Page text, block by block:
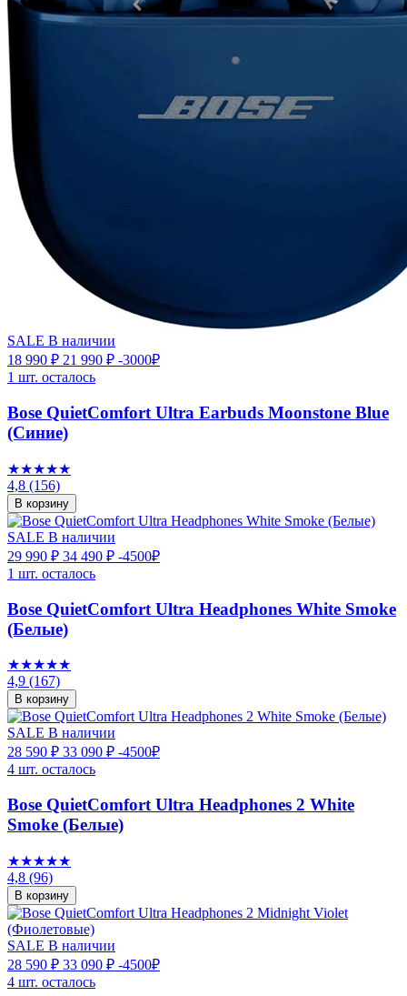
SALE В наличии
18 990 ₽ 21 990 ₽ -3000₽
1 шт. осталось
Bose QuietComfort Ultra Earbuds Moonstone Blue
(Синие)
★★★★★
4,8 (156)
В корзину
SALE В наличии
29 990 ₽ 34 490 ₽ -4500₽
1 шт. осталось
Bose QuietComfort Ultra Headphones White Smoke
(Белые)
★★★★★
4,9 (167)
В корзину
SALE В наличии
28 590 ₽ 33 090 ₽ -4500₽
4 шт. осталось
Bose QuietComfort Ultra Headphones 2 White
Smoke (Белые)
★★★★★
4,8 (96)
В корзину
SALE В наличии
28 590 ₽ 33 090 ₽ -4500₽
4 шт. осталось